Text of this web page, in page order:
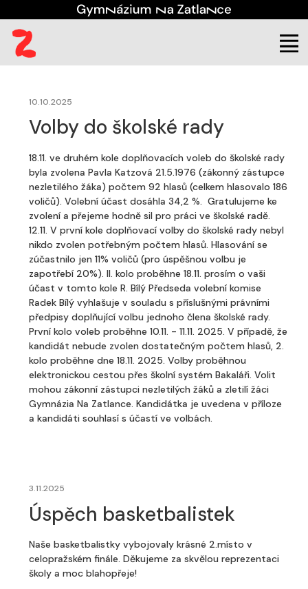
Aktuality(aktuální)
10.10.2025
Volby do školské rady
18.11. ve druhém kole doplňovacích voleb do školské rady
byla zvolena Pavla Katzová 21.5.1976 (zákonný zástupce
nezletilého žáka) počtem 92 hlasů (celkem hlasovalo 186
voličů). Volební účast dosáhla 34,2 %. Gratulujeme ke
zvolení a přejeme hodně sil pro práci ve školské radě.
12.11. V první kole doplňovací volby do školské rady nebyl
nikdo zvolen potřebným počtem hlasů. Hlasování se
zúčastnilo jen 11% voličů (pro úspěšnou volbu je
zapotřebí 20%). II. kolo proběhne 18.11. prosím o vaši
účast v tomto kole R. Bílý Předseda volební komise
Radek Bílý vyhlašuje v souladu s příslušnými právními
předpisy doplňující volbu jednoho člena školské rady.
První kolo voleb proběhne 10.11. - 11.11. 2025. V případě, že
kandidát nebude zvolen dostatečným počtem hlasů, 2.
kolo proběhne dne 18.11. 2025. Volby proběhnou
elektronickou cestou přes školní systém Bakaláři. Volit
mohou zákonní zástupci nezletilých žáků a zletilí žáci
Gymnázia Na Zatlance. Kandidátka je uvedena v příloze
a kandidáti souhlasí s účastí ve volbách.
3.11.2025
Úspěch basketbalistek
Naše basketbalistky vybojovaly krásné 2.místo v
celopražském finále. Děkujeme za skvělou reprezentaci
školy a moc blahopřeje!